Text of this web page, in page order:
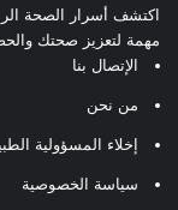
اكتشف أسرار الصحة
مهمة لتعزيز صحتك
الإتصال بنا
من نحن
إخلاء المسؤولية
سياسة الخصوصية